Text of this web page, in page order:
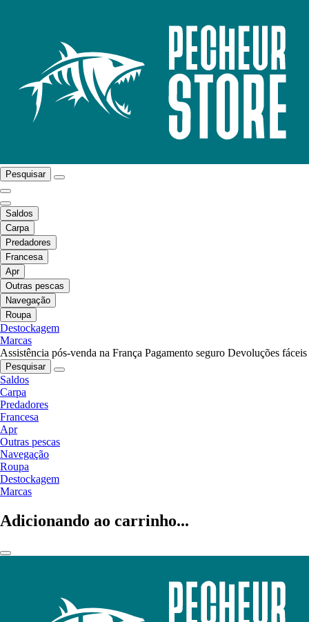
Pesquisar
Saldos
Carpa
Predadores
Francesa
Apr
Outras pescas
Navegação
Roupa
Destockagem
Marcas
Assistência pós-venda na França Pagamento seguro Devoluções fáceis
Pesquisar
Saldos
Carpa
Predadores
Francesa
Apr
Outras pescas
Navegação
Roupa
Destockagem
Marcas
Adicionando ao carrinho...